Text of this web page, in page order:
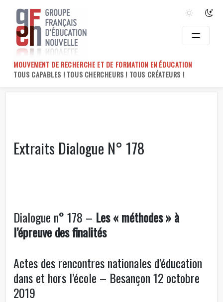
content
MOUVEMENT DE RECHERCHE ET DE FORMATION EN ÉDUCATION
TOUS CAPABLES ! TOUS CHERCHEURS ! TOUS CRÉATEURS !
Extraits Dialogue N° 178
Dialogue n° 178 – Les « méthodes » à
l’épreuve des finalités
Actes des rencontres nationales d’éducation
dans et hors l’école – Besançon 12 octobre
2019